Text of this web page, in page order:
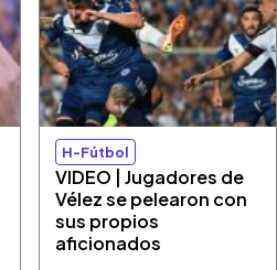
H-Fútbol
VIDEO | Jugadores de
Vélez se pelearon con
sus propios
aficionados